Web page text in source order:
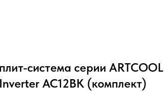
система серии ARTCOOL
AC12BK (комплект)